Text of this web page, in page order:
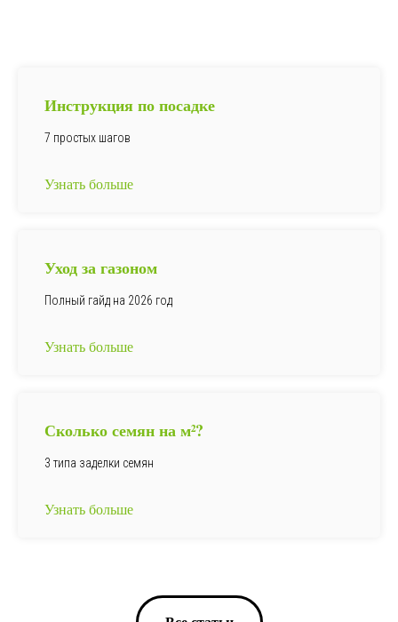
Инструкция по посадке
7 простых шагов
Узнать больше
Уход за газоном
Полный гайд на 2026 год
Узнать больше
Сколько семян нам²?
3 типа заделки семян
Узнать больше